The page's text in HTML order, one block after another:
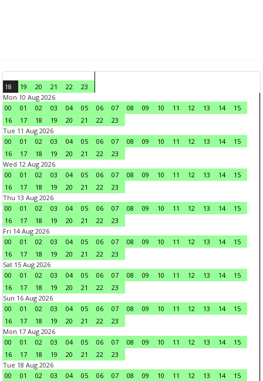
18 19 20 21 22
23
Mon 10 Aug 2026
00
01 02 03 04 05 06 07 08 09 10 11 12 13 14
15
16
17 18 19 20 21 22
23
Tue 11 Aug 2026
00
01 02 03 04 05 06 07 08 09 10 11 12 13 14
15
16
17 18 19 20 21 22
23
Wed 12 Aug 2026
00
01 02 03 04 05 06 07 08 09 10 11 12 13 14
15
16
17 18 19 20 21 22
23
Thu 13 Aug 2026
00
01 02 03 04 05 06 07 08 09 10 11 12 13 14
15
16
17 18 19 20 21 22
23
Fri 14 Aug 2026
00
01 02 03 04 05 06 07 08 09 10 11 12 13 14
15
16
17 18 19 20 21 22
23
Sat 15 Aug 2026
00
01 02 03 04 05 06 07 08 09 10 11 12 13 14
15
16
17 18 19 20 21 22
23
Sun 16 Aug 2026
00
01 02 03 04 05 06 07 08 09 10 11 12 13 14
15
16
17 18 19 20 21 22
23
Mon 17 Aug 2026
00
01 02 03 04 05 06 07 08 09 10 11 12 13 14
15
16
17 18 19 20 21 22
23
Tue 18 Aug 2026
00
01 02 03 04 05 06 07 08 09 10 11 12 13 14 15